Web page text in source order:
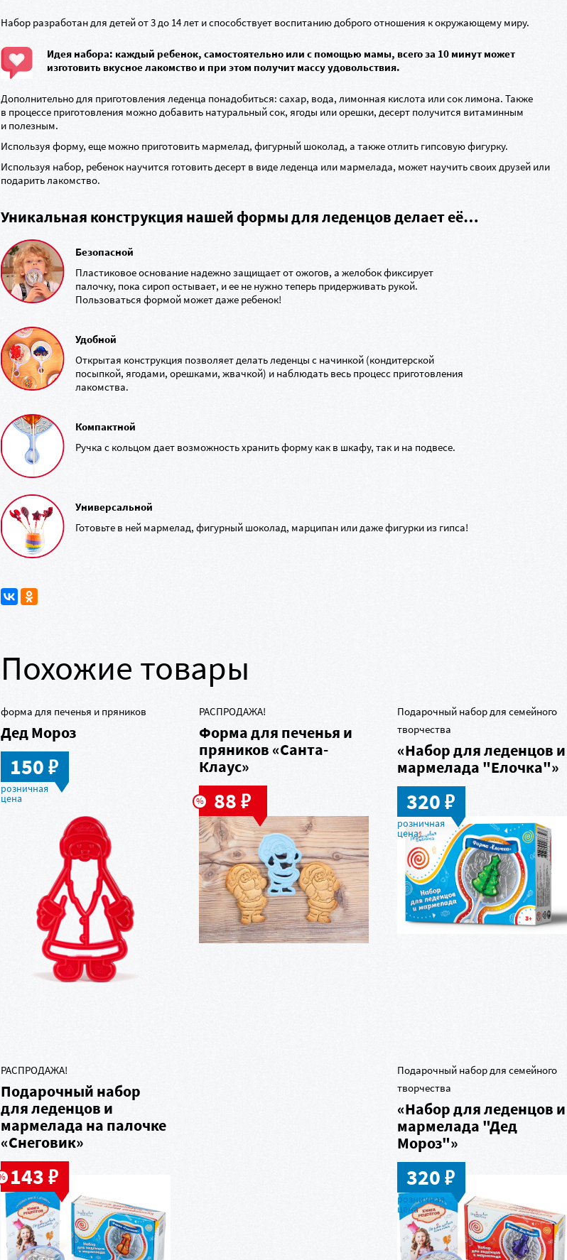
Набор разработан для детей от 3 до 14 лет и способствует воспитанию доброго отношения к окружающему миру.
Идея набора: каждый ребенок, самостоятельно или с помощью мамы, всего за 10 минут может
изготовить вкусное лакомство и при этом получит массу удовольствия.
Дополнительно для приготовления леденца понадобиться: сахар, вода, лимонная кислота или сок лимона. Также
в процессе приготовления можно добавить натуральный сок, ягоды или орешки, десерт получится витаминным
и полезным.
Используя форму, еще можно приготовить мармелад, фигурный шоколад, а также отлить гипсовую фигурку.
Используя набор, ребенок научится готовить десерт в виде леденца или мармелада, может научить своих друзей или
подарить лакомство.
Уникальная конструкция нашей формы для леденцов делает её…
Безопасной
Пластиковое основание надежно защищает от ожогов, а желобок фиксирует
палочку, пока сироп остывает, и ее не нужно теперь придерживать рукой.
Пользоваться формой может даже ребенок!
Удобной
Открытая конструкция позволяет делать леденцы с начинкой (кондитерской
посыпкой, ягодами, орешками, жвачкой) и наблюдать весь процесс приготовления
лакомства.
Компактной
Ручка с кольцом дает возможность хранить форму как в шкафу, так и на подвесе.
Универсальной
Готовьте в ней мармелад, фигурный шоколад, марципан или даже фигурки из гипса!
Похожие товары
форма для печенья и пряников
Дед Мороз
150в
РАСПРОДАЖА!
Форма для печенья и
пряников «Санта-
Клаус»
88в
Подарочный набор для семейного
творчества
«Набор для леденцов и
мармелада "Елочка"»
320в
РАСПРОДАЖА!
Подарочный набор
для леденцов и
мармелада на палочке
«Снеговик»
143в
Подарочный набор для семейного
творчества
«Набор для леденцов и
мармелада "Дед
Мороз"»
320в